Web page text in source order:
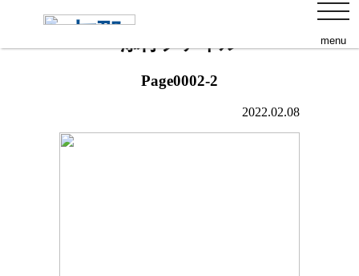
menu
添付ファイル
Page0002-2
2022.02.08